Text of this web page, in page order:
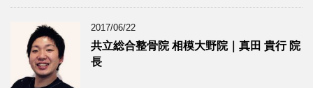
2017/06/22
共立総合整骨院 相模大野院｜真田 貴行 院
長